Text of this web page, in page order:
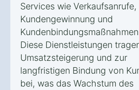
Services wie Verkaufsanrufe,
Kundengewinnung und
Diese Dienstleistungen
Umsatzsteigerung und zur
langfristigen Bindung von
bei, was das Wachstum des